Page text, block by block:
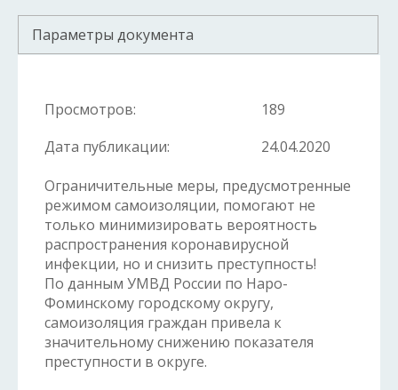
Параметры документа
Просмотров:
189
Дата публикации:
24.04.2020
Ограничительные меры, предусмотренные
режимом самоизоляции, помогают не
только минимизировать вероятность
распространения коронавирусной
инфекции, но и снизить преступность!
По данным УМВД России по Наро-
Фоминскому городскому округу,
самоизоляция граждан привела к
значительному снижению показателя
преступности в округе.